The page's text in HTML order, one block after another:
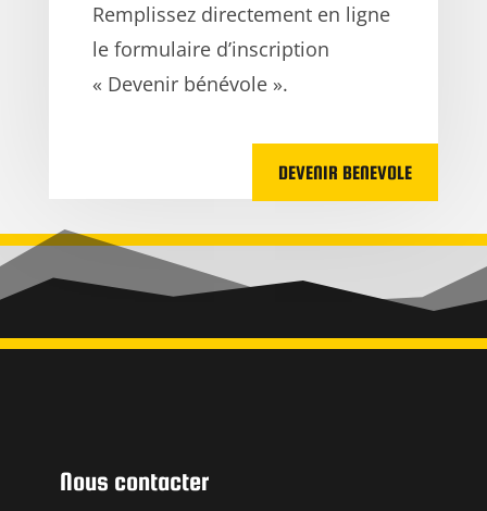
Remplissez directement en ligne
le formulaire d’inscription
« Devenir bénévole ».
DEVENIR BENEVOLE
Nous contacter